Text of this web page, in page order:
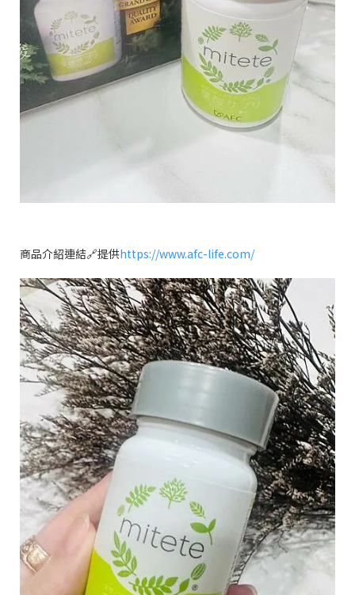
商品介紹連結🔗提供https://www.afc-life.com/